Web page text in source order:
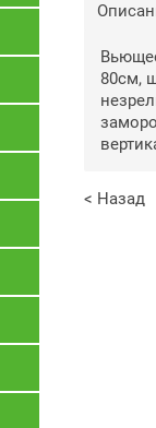
80см,
< Назад